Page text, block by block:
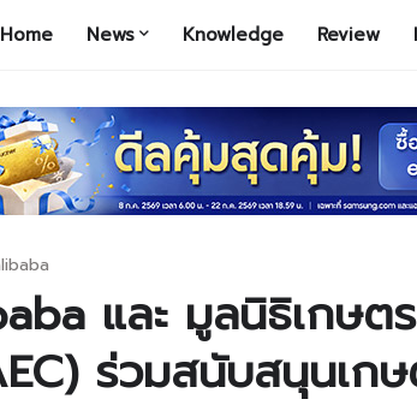
Home News Knowledge Review
และ มูลนิธิเกษ
ร่วมสนับสนุนเก